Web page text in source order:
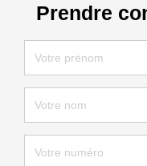
Prendre